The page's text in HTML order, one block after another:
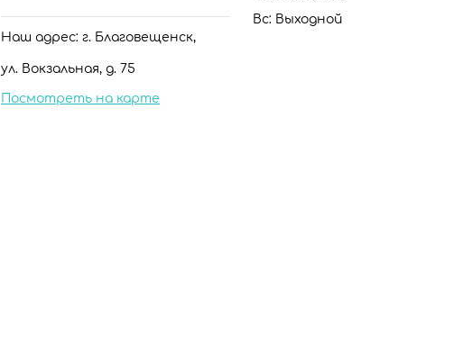
Наш адрес: г. Благовещенск,
ул. Вокзальная, д. 75
Посмотреть на карте
Вс: Выходной